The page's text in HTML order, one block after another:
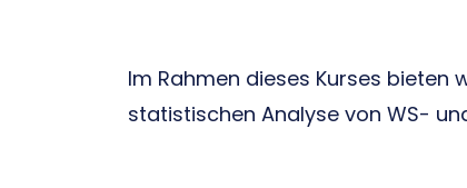
Im Rahmen dieses Kurses bieten
statistischen Analyse von WS-